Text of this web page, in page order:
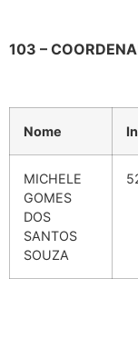
103 –
Nome
MICHELE
GOMES
DOS
SANTOS
SOUZA